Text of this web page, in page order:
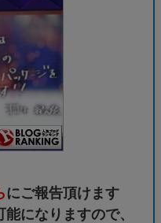
にご報告頂けます
になりますので、